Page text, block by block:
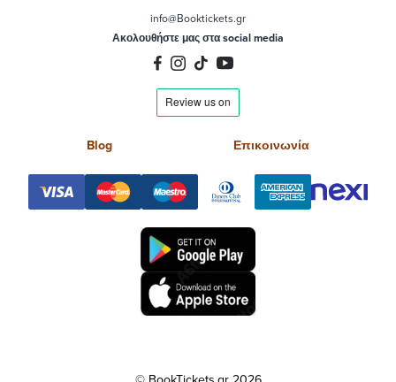
info@Booktickets.gr
Ακολουθήστε μας στα social media
Blog Επικοινωνία